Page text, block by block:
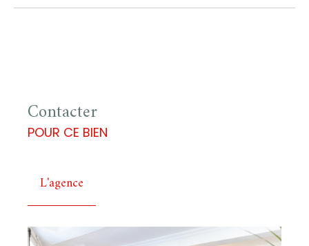
Contacter
POUR CE BIEN
L'agence